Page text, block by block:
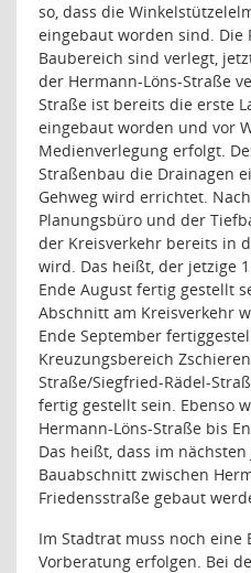
so, dass die
eingebaut worden sind. Die
Baubereich sind verlegt,
der Hermann-Löns-Straße
Straße ist bereits die erste
eingebaut worden und vor
Medienverlegung erfolgt.
Straßenbau die Drainagen
Gehweg wird errichtet.
Planungsbüro und der
der Kreisverkehr bereits in
wird. Das heißt, der jetzige
Ende August fertig gestellt
Abschnitt am Kreisverkehr
Ende September
Kreuzungsbereich
Straße/Siegfried-Rädel-
fertig gestellt sein. Ebenso
Hermann-Löns-Straße bis
Das heißt, dass im
Bauabschnitt zwischen
Friedensstraße gebaut
Im Stadtrat muss noch eine
Vorberatung erfolgen. Bei